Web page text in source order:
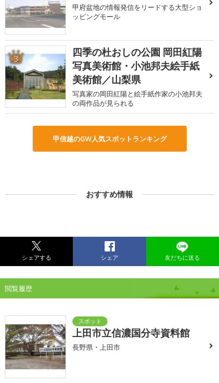
甲府盆地の情報発信をリードする大型ショ
ッピングモール
3
四季の杜おしの公園 岡田紅陽
写真美術館・小池邦夫絵手紙
美術館／山梨県
写真家の岡田紅陽と絵手紙作家の小池邦夫
の両作品が見られる
甲信越のGW人気スポットランキング
おすすめ情報
シェアする シェア 友だちに送る
閲覧履歴
上田市立信濃国分寺資料館
長野県・上田市